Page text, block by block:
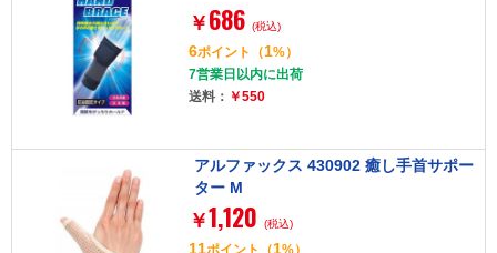
￥ 686 (税込)
6ポイント （1%）
7営業日以内に出荷
送料： ￥550
アルファックス 430902 癒し手首サポー
ター M
￥1,120 (税込)
11ポイント （1%）